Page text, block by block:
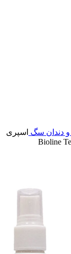
دندان سگ اسپری